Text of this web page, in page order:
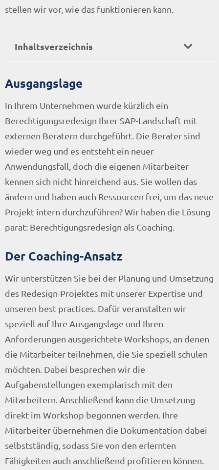
stellen wir vor, wie das funktionieren kann.
Inhaltsverzeichnis
Ausgangslage
In Ihrem Unternehmen wurde kürzlich ein
Berechtigungsredesign Ihrer SAP-Landschaft mit
externen Beratern durchgeführt. Die Berater sind
wieder weg und es entsteht ein neuer
Anwendungsfall, doch die eigenen Mitarbeiter
kennen sich nicht hinreichend aus. Sie wollen das
ändern und haben auch Ressourcen frei, um das neue
Projekt intern durchzuführen? Wir haben die Lösung
parat: Berechtigungsredesign als Coaching.
Der Coaching-Ansatz
Wir unterstützen Sie bei der Planung und Umsetzung
des Redesign-Projektes mit unserer Expertise und
unseren best practices. Dafür veranstalten wir
speziell auf Ihre Ausgangslage und Ihren
Anforderungen ausgerichtete Workshops, an denen
die Mitarbeiter teilnehmen, die Sie speziell schulen
möchten. Dabei besprechen wir die
Aufgabenstellungen exemplarisch mit den
Mitarbeitern. Anschließend kann die Umsetzung
direkt im Workshop begonnen werden. Ihre
Mitarbeiter übernehmen die Dokumentation dabei
selbstständig, sodass Sie von den erlernten
Fähigkeiten auch anschließend profitieren können.